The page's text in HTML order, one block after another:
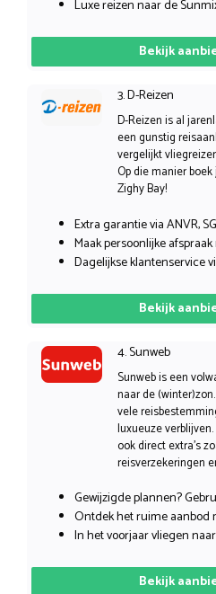
Luxe reizen naar de
Bekijk
3. D-Reizen
D-Reizen is al
een gunstig
vergelijkt
Op die manier
Zighy Bay!
Extra garantie via ANVR,
Maak persoonlijke
Dagelijkse klantenservice
Bekijk
4. Sunweb
Sunweb is een
naar de
vele
luxueuze
ook direct extra’s
reisverzekeringen
Gewijzigde plannen?
Ontdek het ruime aanbod
In het voorjaar vliegen
Bekijk